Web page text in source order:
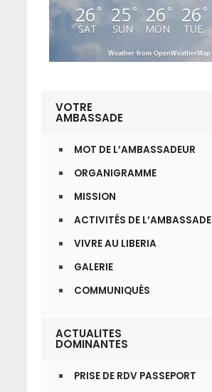
26°
SAT
25°
SUN
26 °
MON
26 °
TUE
Weather from OpenWeatherMap
VOTRE
AMBASSADE
MOT DE L’AMBASSADEUR
ORGANIGRAMME
MISSION
ACTIVITÉS DE L’AMBASSADE
VIVRE AU LIBERIA
GALERIE
COMMUNIQUÉS
ACTUALITES
DOMINANTES
PRISE DE RDV PASSEPORT